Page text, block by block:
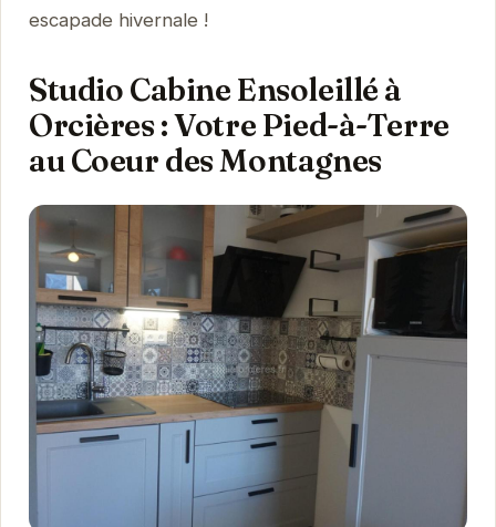
escapade hivernale !
Studio Cabine Ensoleillé à
Orcières : Votre Pied-à-Terre
au Coeur des Montagnes